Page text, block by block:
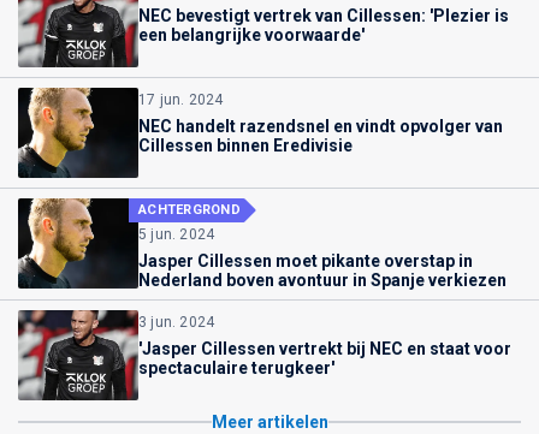
NEC bevestigt vertrek van Cillessen: 'Plezier is
een belangrijke voorwaarde'
17 jun. 2024
NEC handelt razendsnel en vindt opvolger van
Cillessen binnen Eredivisie
ACHTERGROND
5 jun. 2024
Jasper Cillessen moet pikante overstap in
Nederland boven avontuur in Spanje verkiezen
3 jun. 2024
'Jasper Cillessen vertrekt bij NEC en staat voor
spectaculaire terugkeer'
Meer artikelen